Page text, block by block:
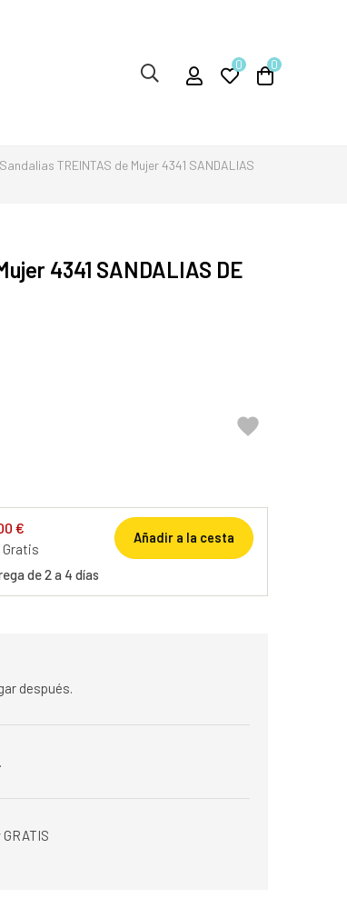
0 0
Sandalias TREINTAS de Mujer 4341 SANDALIAS
4341 SANDALIAS DE

€
Gratis
de 2 a 4 días
Añadir a la cesta
después.